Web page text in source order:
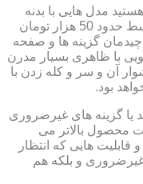
مدل هایی با بدنه
سفید رنگ را انتخاب کنید که به طور متوسط حدود 50 هزار تومان
چیدمان گزینه ها و صفحه
با ظاهری بسیار مدرن
آن و سر و کله زدن با
بود.
یا گزینه های غیرضروری
محصول بالاتر می
هایی که انتظار
غیرضروری و بلکه هم